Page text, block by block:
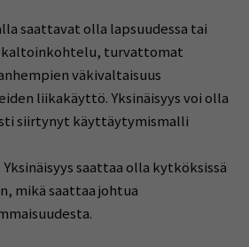
saattavat olla lapsuudessa tai
kaltoinkohtelu, turvattomat
väkivaltaisuus
liikakäyttö. Yksinäisyys voi olla
siirtynyt käyttäytymismalli
saattaa olla kytköksissä
mikä saattaa johtua